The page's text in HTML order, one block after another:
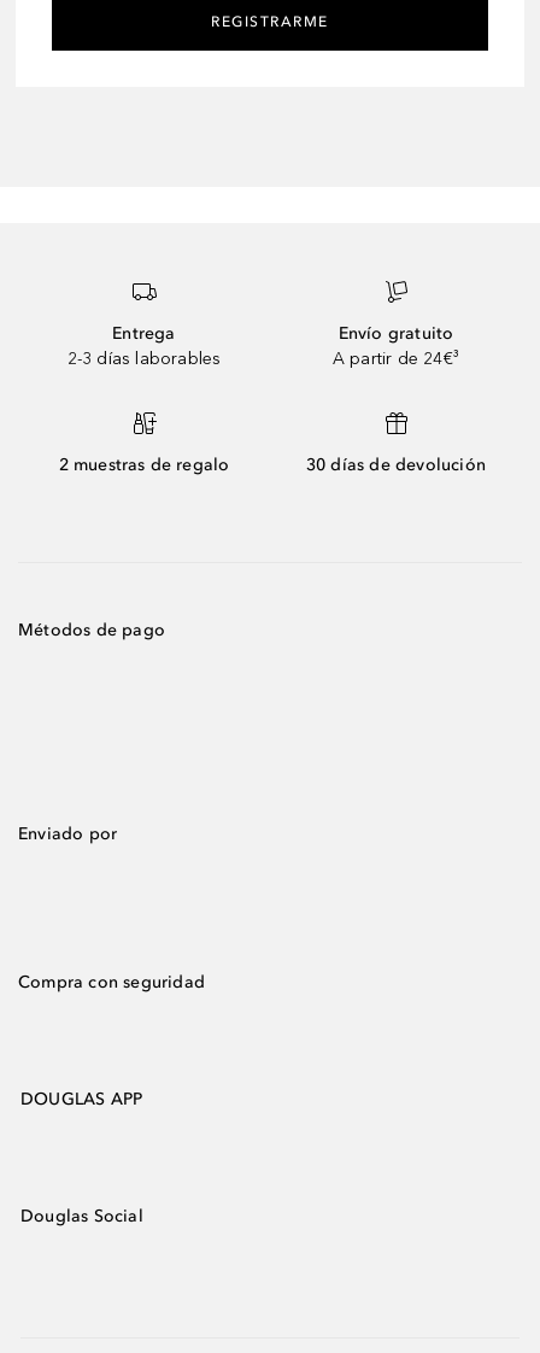
REGISTRARME
Entrega
2-3 días laborables
Envío gratuito
A partir de 24€³
2 muestras de regalo 30 días de devolución
Métodos de pago
Enviado por
Compra con seguridad
DOUGLAS APP
Douglas Social